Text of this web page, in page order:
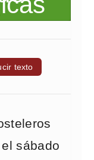
texto
sábado